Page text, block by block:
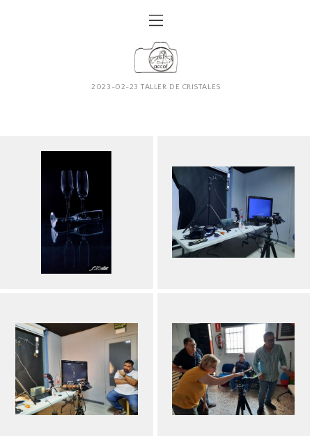
2023-02-23 TALLER DE CRISTALES